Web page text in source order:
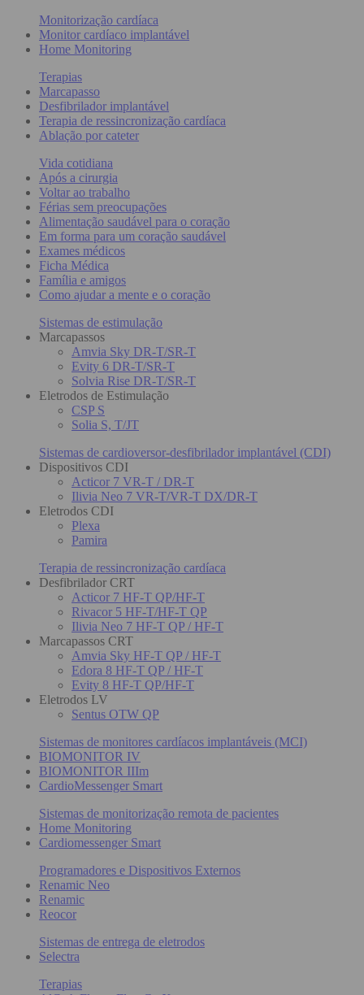
Monitorização cardíaca
Monitor cardíaco implantável
Home Monitoring
Terapias
Marcapasso
Desfibrilador implantável
Terapia de ressincronização cardíaca
Ablação por cateter
Vida cotidiana
Após a cirurgia
Voltar ao trabalho
Férias sem preocupações
Alimentação saudável para o coração
Em forma para um coração saudável
Exames médicos
Ficha Médica
Família e amigos
Como ajudar a mente e o coração
Sistemas de estimulação
Marcapassos
Amvia Sky DR-T/SR-T
Evity 6 DR-T/SR-T
Solvia Rise DR-T/SR-T
Eletrodos de Estimulação
CSP S
Solia S, T/JT
Sistemas de cardioversor-desfibrilador implantável (CDI)
Dispositivos CDI
Acticor 7 VR-T / DR-T
Ilivia Neo 7 VR-T/VR-T DX/DR-T
Eletrodos CDI
Plexa
Pamira
Terapia de ressincronização cardíaca
Desfibrilador CRT
Acticor 7 HF-T QP/HF-T
Rivacor 5 HF-T/HF-T QP
Ilivia Neo 7 HF-T QP / HF-T
Marcapassos CRT
Amvia Sky HF-T QP / HF-T
Edora 8 HF-T QP / HF-T
Evity 8 HF-T QP/HF-T
Eletrodos LV
Sentus OTW QP
Sistemas de monitores cardíacos implantáveis (MCI)
BIOMONITOR IV
BIOMONITOR IIIm
CardioMessenger Smart
Sistemas de monitorização remota de pacientes
Home Monitoring
Cardiomessenger Smart
Programadores e Dispositivos Externos
Renamic Neo
Renamic
Reocor
Sistemas de entrega de eletrodos
Selectra
Terapias